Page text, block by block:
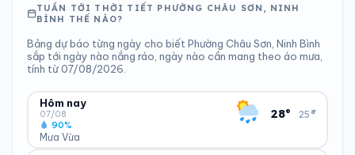
TUẦN TỚI THỜI TIẾT PHƯỜNG CHÂU SƠN, NINH
BÌNH THẾ NÀO?
Bảng dự báo từng ngày cho biết Phường Châu Sơn, Ninh Bình
sắp tới ngày nào nắng ráo, ngày nào cần mang theo áo mưa,
tính từ 07/08/2026.
Hôm nay
07/08
Mưa Vừa
90%
28° 25°
▾